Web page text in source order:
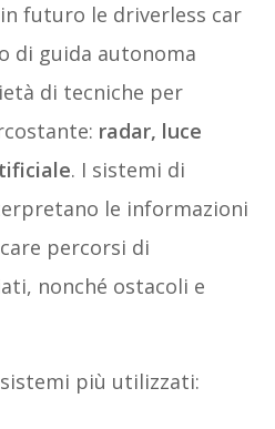
futuro le driverless car
di guida autonoma
di tecniche per
radar, luce
. I sistemi di
le informazioni
percorsi di
nonché ostacoli e
più utilizzati: